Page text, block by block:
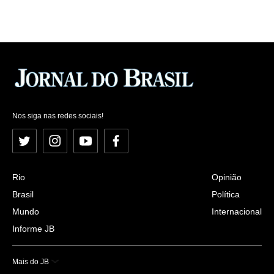
Nos siga nas redes sociais!
Twitter InstagramYouTubeFacebook
Rio
Brasil
Mundo
Informe JB
Opinião
Política
Internacional
Mais do JB